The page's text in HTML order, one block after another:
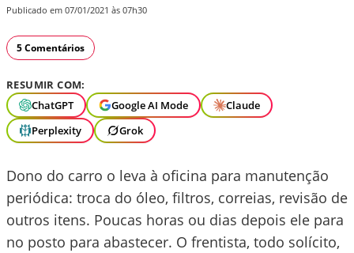
Publicado em 07/01/2021 às 07h30
5 Comentários
RESUMIR COM:
ChatGPT
Google AI Mode
Claude
Perplexity
Grok
Dono do carro o leva à oficina para manutenção
periódica: troca do óleo, filtros, correias, revisão de
outros itens. Poucas horas ou dias depois ele para
no posto para abastecer. O frentista, todo solícito,